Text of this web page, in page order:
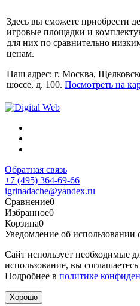
Здесь вы сможете приобрести
игровые площадки и
для них по сравнительно
ценам.
Наш адрес: г. Москва,
шоссе, д. 100. Посмотреть на
Обратная связь
+7 (495) 364-69-66
igrinadache@yandex.ru
Сравнение0
Избранное0
Корзина0
Уведомление об использовании
Сайт использует необходимые
использование, вы
Подробнее в политике
Хорошо